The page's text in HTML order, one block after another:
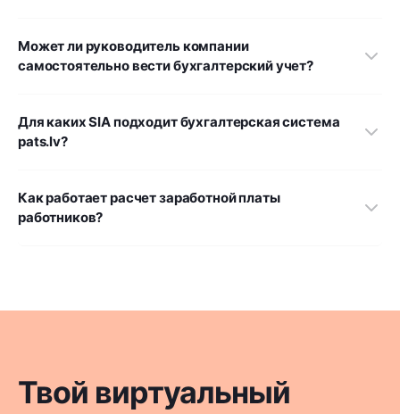
Может ли руководитель компании
самостоятельно вести бухгалтерский учет?
Для каких SIA подходит бухгалтерская система
pats.lv?
Как работает расчет заработной платы
работников?
Твой виртуальный